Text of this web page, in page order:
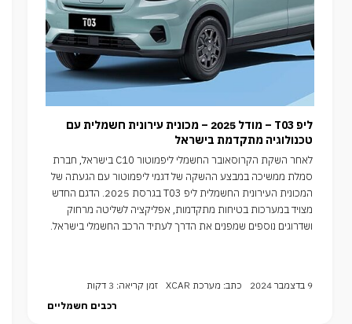
ליפ T03 – מודל 2025 – מכונית עירונית חשמלית עם
טכנולוגיה מתקדמת בישראל
לאחר השקת הקרוסאובר החשמלי ליפמוטור C10 בישראל, חברת
סמלת ממשיכה במבצע ההשקה של דגמי ליפמוטור עם הגעתה של
המכונית העירונית החשמלית ליפ T03 בגרסת 2025. הדגם החדש
מצויד במערכות בטיחות מתקדמות, אפליקציה לשליטה מרחוק
ושדרוגים נוספים שמפנים את הדרך לעתיד הרכב החשמלי בישראל.
9 בדצמבר 2024 כתב: מערכת XCAR
זמן קריאה: 3 דקות
רכבים חשמליים